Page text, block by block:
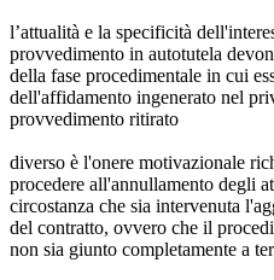
l’attualità e la specificità
provvedimento in autotutela
della fase procedimentale in cui
dell'affidamento ingenerato nel
provvedimento ritirato
diverso è l'onere motivazionale
procedere all'annullamento degli
circostanza che sia intervenuta
del contratto, ovvero che il
non sia giunto completamente a